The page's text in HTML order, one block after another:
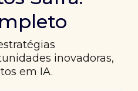
inovadoras,
em IA.